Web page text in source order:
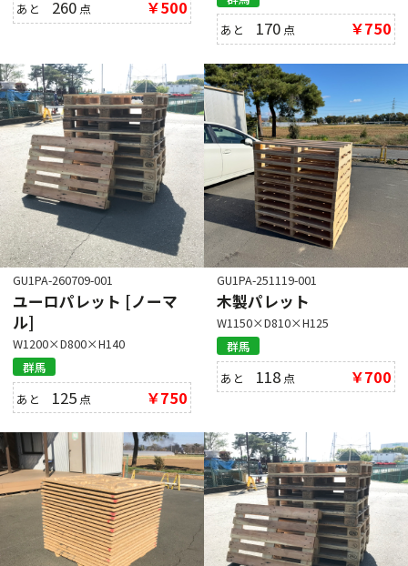
あと 260 点 ￥500
あと 170 点 ￥750
GU1PA-260709-001
ユーロパレット [ノーマ
ル]
W1200×D800×H140
群馬
あと 125 点 ￥750
GU1PA-251119-001
木製パレット
W1150×D810×H125
群馬
あと 118 点 ￥700